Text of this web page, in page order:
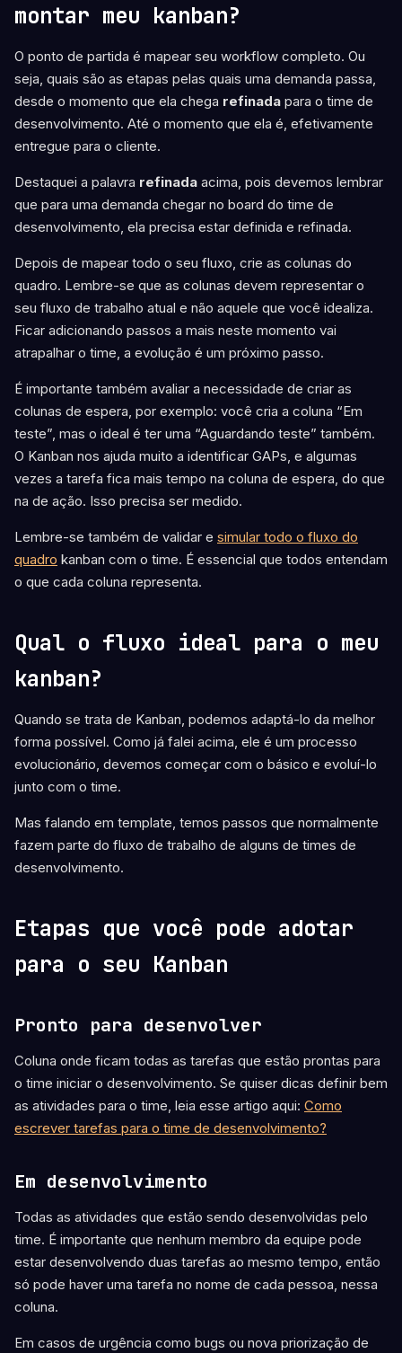
montar meu kanban?
O ponto de partida é mapear seu workflow completo. Ou
seja, quais são as etapas pelas quais uma demanda passa,
desde o momento que ela chega refinada para o time de
desenvolvimento. Até o momento que ela é, efetivamente
entregue para o cliente.
Destaquei a palavra refinada acima, pois devemos lembrar
que para uma demanda chegar no board do time de
desenvolvimento, ela precisa estar definida e refinada.
Depois de mapear todo o seu fluxo, crie as colunas do
quadro. Lembre-se que as colunas devem representar o
seu fluxo de trabalho atual e não aquele que você idealiza.
Ficar adicionando passos a mais neste momento vai
atrapalhar o time, a evolução é um próximo passo.
É importante também avaliar a necessidade de criar as
colunas de espera, por exemplo: você cria a coluna “Em
teste”, mas o ideal é ter uma “Aguardando teste” também.
O Kanban nos ajuda muito a identificar GAPs, e algumas
vezes a tarefa fica mais tempo na coluna de espera, do que
na de ação. Isso precisa ser medido.
Lembre-se também de validar e simular todo o fluxo do
quadro kanban com o time. É essencial que todos entendam
o que cada coluna representa.
Qual o fluxo ideal para o meu
kanban?
Quando se trata de Kanban, podemos adaptá-lo da melhor
forma possível. Como já falei acima, ele é um processo
evolucionário, devemos começar com o básico e evoluí-lo
junto com o time.
Mas falando em template, temos passos que normalmente
fazem parte do fluxo de trabalho de alguns de times de
desenvolvimento.
Etapas que você pode adotar
para o seu Kanban
Pronto para desenvolver
Coluna onde ficam todas as tarefas que estão prontas para
o time iniciar o desenvolvimento. Se quiser dicas definir bem
as atividades para o time, leia esse artigo aqui: Como
escrever tarefas para o time de desenvolvimento?
Em desenvolvimento
Todas as atividades que estão sendo desenvolvidas pelo
time. É importante que nenhum membro da equipe pode
estar desenvolvendo duas tarefas ao mesmo tempo, então
só pode haver uma tarefa no nome de cada pessoa, nessa
coluna.
Em casos de urgência como bugs ou nova priorização de